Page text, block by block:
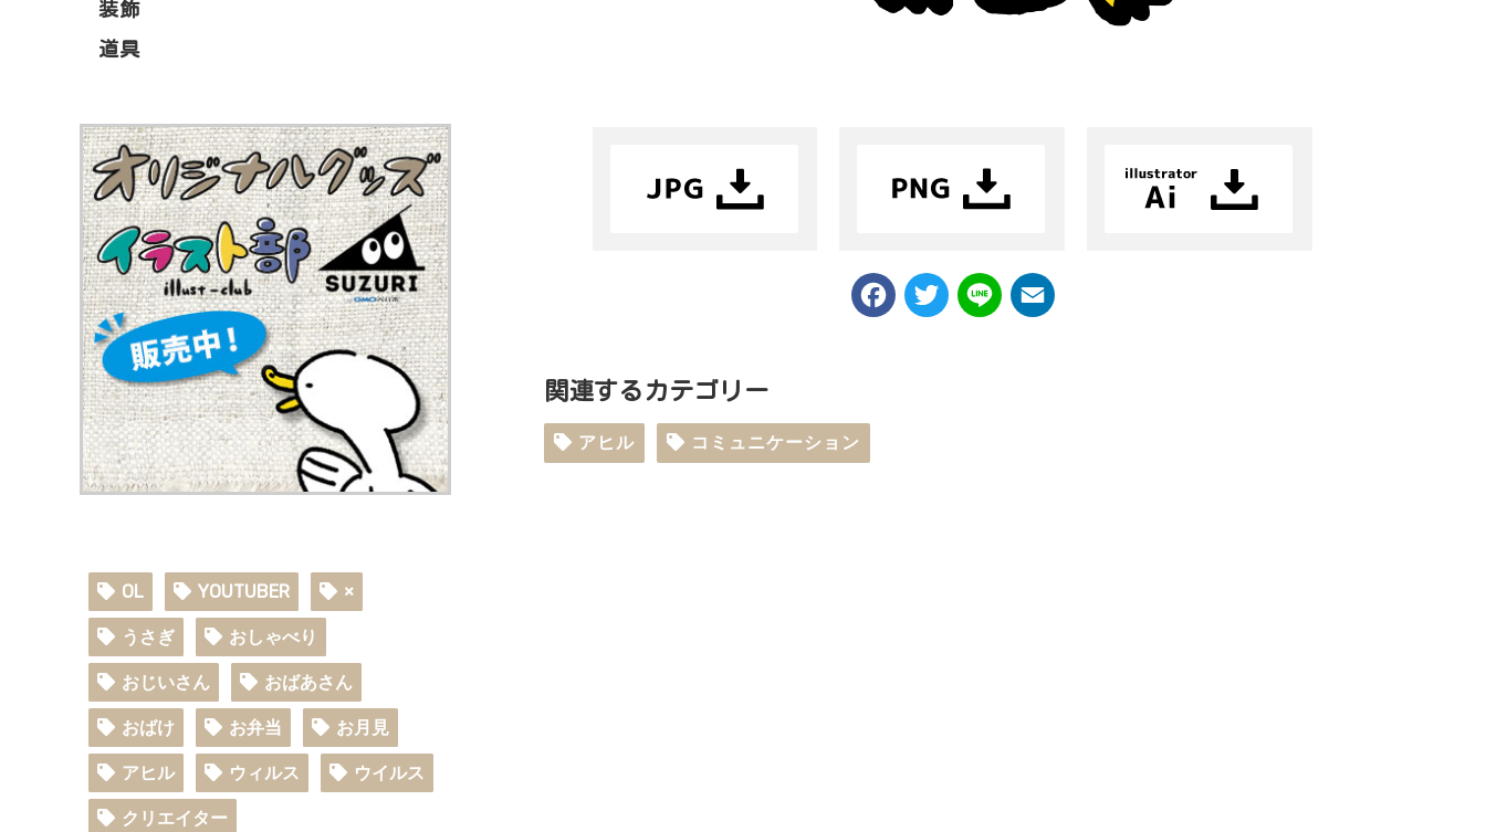
装飾
道具
OL YOUTUBER ×
うさぎ おしゃべり
おじいさん おばあさん
おばけ お弁当 お月見
アヒル ウィルス ウイルス
クリエイター
Facebook
Twitter
Line
関連するカテゴリー
アヒル コミュニケーション